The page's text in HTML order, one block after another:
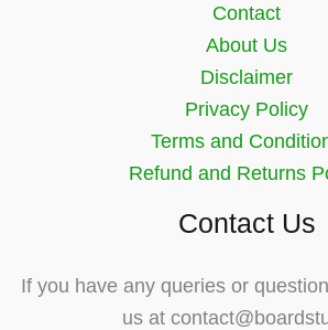
Contact
About Us
Disclaimer
Privacy Policy
Terms and
Refund and Returns
Contact Us
If you have any queries or
us at